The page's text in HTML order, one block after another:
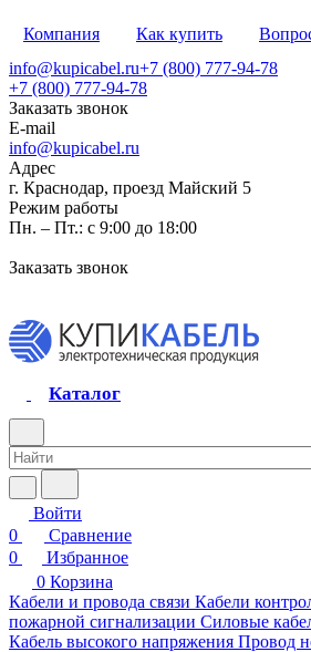
Компания Как купить
info@kupicabel.ru+7 (800) 777-94-78
+7 (800) 777-94-78
Заказать звонок
E-mail
info@kupicabel.ru
Адрес
г. Краснодар, проезд Майский 5
Режим работы
Пн. – Пт.: с 9:00 до 18:00
Заказать звонок
Каталог
Войти
0
Сравнение
0
Избранное
0 Корзина
Кабели и провода связи Кабели
пожарной сигнализации Силовые
Кабель высокого напряжения Провод